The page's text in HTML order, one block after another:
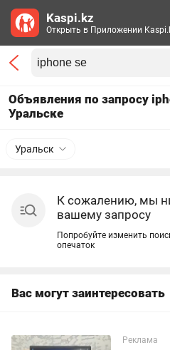
Объявления по запросу
Уральске
Уральск
К сожалению, мы
вашему запросу
Попробуйте изменить
опечаток
Вас могут заинтересовать
Реклама
Kaspi.kz
Открыть в Приложении